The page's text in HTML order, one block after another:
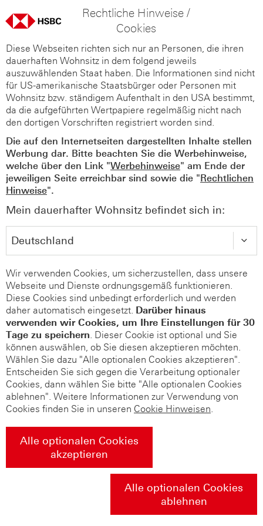
Rechtliche Hinweise /
Cookies
Diese Webseiten richten sich nur an Personen, die ihren
dauerhaften Wohnsitz in dem folgend jeweils
auszuwählenden Staat haben. Die Informationen sind nicht
für US-amerikanische Staatsbürger oder Personen mit
Wohnsitz bzw. ständigem Aufenthalt in den USA bestimmt,
da die aufgeführten Wertpapiere regelmäßig nicht nach
den dortigen Vorschriften registriert worden sind.
Die auf den Internetseiten dargestellten Inhalte stellen
Werbung dar. Bitte beachten Sie die Werbehinweise,
welche über den Link "Werbehinweise" am Ende der
jeweiligen Seite erreichbar sind sowie die "Rechtlichen
Hinweise".
Mein dauerhafter Wohnsitz befindet sich in:
Wir verwenden Cookies, um sicherzustellen, dass unsere
Webseite und Dienste ordnungsgemäß funktionieren.
Diese Cookies sind unbedingt erforderlich und werden
daher automatisch eingesetzt. Darüber hinaus
verwenden wir Cookies, um Ihre Einstellungen für 30
Tage zu speichern. Dieser Cookie ist optional und Sie
können auswählen, ob Sie diesen akzeptieren möchten.
Wählen Sie dazu "Alle optionalen Cookies akzeptieren".
Entscheiden Sie sich gegen die Verarbeitung optionaler
Cookies, dann wählen Sie bitte "Alle optionalen Cookies
ablehnen". Weitere Informationen zur Verwendung von
Cookies finden Sie in unseren Cookie Hinweisen.
Alle optionalen Cookies
akzeptieren
Alle optionalen Cookies
ablehnen